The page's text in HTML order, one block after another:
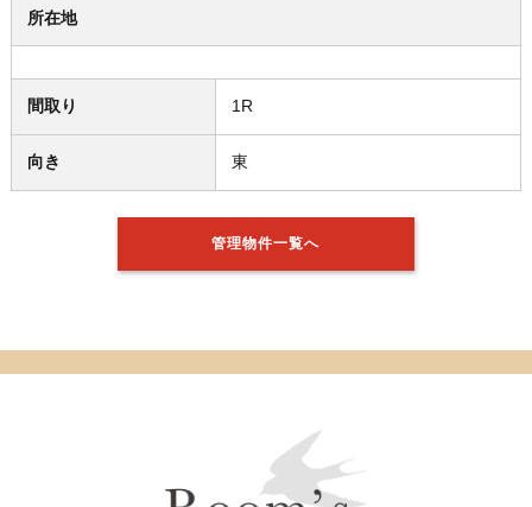
所在地
間取り 1R
向き 東
管理物件一覧へ